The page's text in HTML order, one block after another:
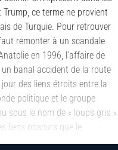
ce terme ne provient
de Turquie. Pour retrouver
remonter à un scandale
en 1996, l’affaire de
banal accident de la route
des liens étroits entre la
politique et le groupe
sous le nom de « loups gris ».
liens obscurs que le